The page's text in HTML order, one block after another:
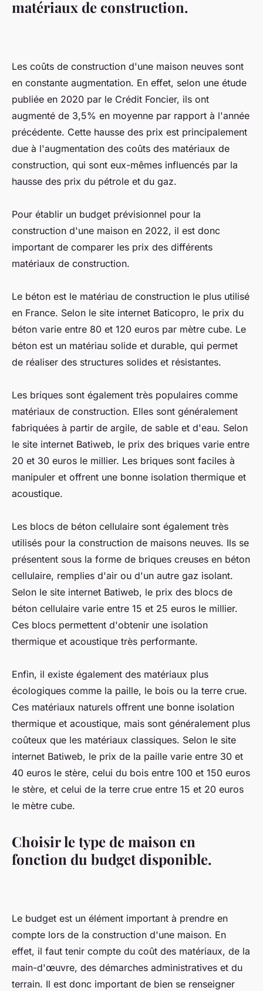
matériaux de construction.
Les coûts de construction d'une maison neuves sont
en constante augmentation. En effet, selon une étude
publiée en 2020 par le Crédit Foncier, ils ont
augmenté de 3,5% en moyenne par rapport à l'année
précédente. Cette hausse des prix est principalement
due à l'augmentation des coûts des matériaux de
construction, qui sont eux-mêmes influencés par la
hausse des prix du pétrole et du gaz.
Pour établir un budget prévisionnel pour la
construction d'une maison en 2022, il est donc
important de comparer les prix des différents
matériaux de construction.
Le béton est le matériau de construction le plus utilisé
en France. Selon le site internet Baticopro, le prix du
béton varie entre 80 et 120 euros par mètre cube. Le
béton est un matériau solide et durable, qui permet
de réaliser des structures solides et résistantes.
Les briques sont également très populaires comme
matériaux de construction. Elles sont généralement
fabriquées à partir de argile, de sable et d'eau. Selon
le site internet Batiweb, le prix des briques varie entre
20 et 30 euros le millier. Les briques sont faciles à
manipuler et offrent une bonne isolation thermique et
acoustique.
Les blocs de béton cellulaire sont également très
utilisés pour la construction de maisons neuves. Ils se
présentent sous la forme de briques creuses en béton
cellulaire, remplies d'air ou d'un autre gaz isolant.
Selon le site internet Batiweb, le prix des blocs de
béton cellulaire varie entre 15 et 25 euros le millier.
Ces blocs permettent d'obtenir une isolation
thermique et acoustique très performante.
Enfin, il existe également des matériaux plus
écologiques comme la paille, le bois ou la terre crue.
Ces matériaux naturels offrent une bonne isolation
thermique et acoustique, mais sont généralement plus
coûteux que les matériaux classiques. Selon le site
internet Batiweb, le prix de la paille varie entre 30 et
40 euros le stère, celui du bois entre 100 et 150 euros
le stère, et celui de la terre crue entre 15 et 20 euros
le mètre cube.
Choisir le type de maison en
fonction du budget disponible.
Le budget est un élément important à prendre en
compte lors de la construction d'une maison. En
effet, il faut tenir compte du coût des matériaux, de la
main-d'œuvre, des démarches administratives et du
terrain. Il est donc important de bien se renseigner